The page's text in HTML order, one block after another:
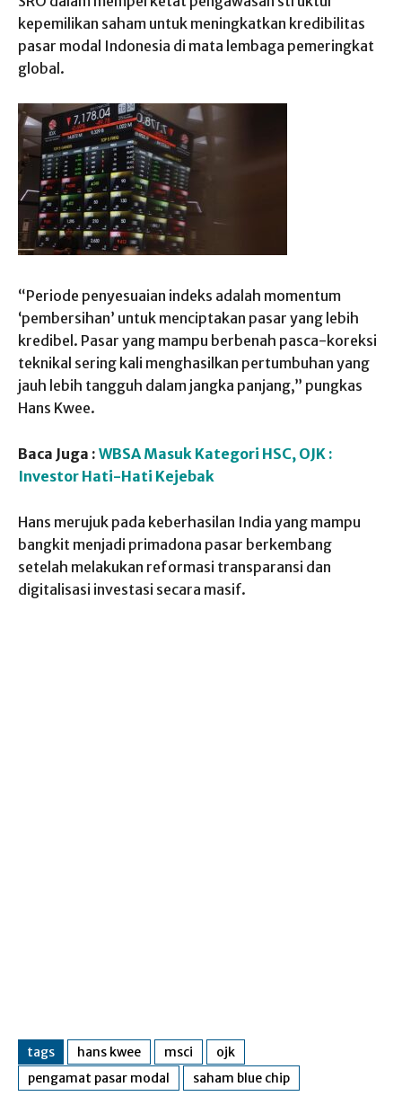
kepemilikan saham untuk meningkatkan kredibilitas
pasar modal Indonesia di mata lembaga pemeringkat
global.
“Periode penyesuaian indeks adalah momentum
‘pembersihan’ untuk menciptakan pasar yang lebih
kredibel. Pasar yang mampu berbenah pasca-koreksi
teknikal sering kali menghasilkan pertumbuhan yang
jauh lebih tangguh dalam jangka panjang,” pungkas
Hans Kwee.
Baca Juga : WBSA Masuk Kategori HSC, OJK :
Investor Hati-Hati Kejebak
Hans merujuk pada keberhasilan India yang mampu
bangkit menjadi primadona pasar berkembang
setelah melakukan reformasi transparansi dan
digitalisasi investasi secara masif.
tags hans kwee msci
ojk
pengamat pasar modal
saham blue chip